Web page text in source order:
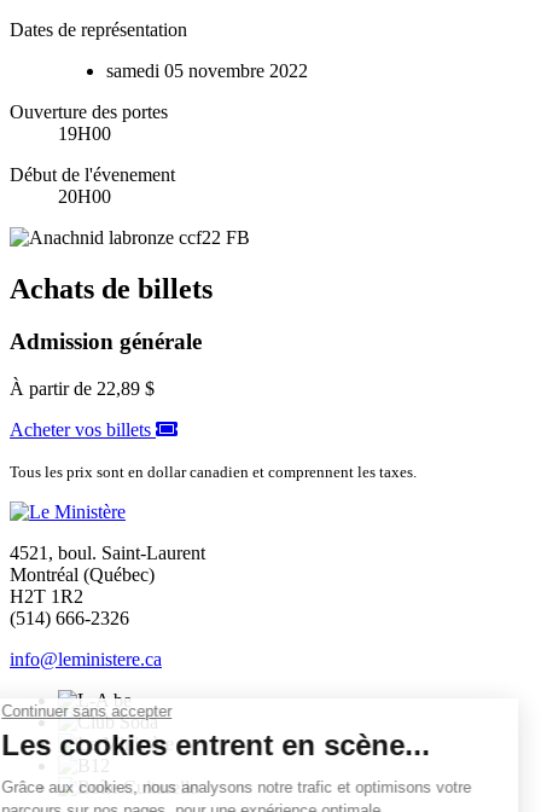
Dates de représentation
samedi 05 novembre 2022
Ouverture des portes
19H00
Début de l'évenement
20H00
Achats de billets
Admission générale
À partir de 22,89 $
Acheter vos billets
Tous les prix sont en dollar canadien et comprennent les taxes.
4521, boul. Saint-Laurent
Montréal (Québec)
H2T 1R2
(514) 666-2326
info@leministere.ca